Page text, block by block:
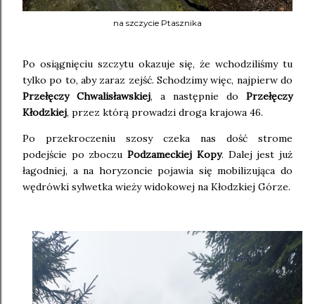
na szczycie Ptasznika
Po osiągnięciu szczytu okazuje się, że wchodziliśmy tu
tylko po to, aby zaraz zejść. Schodzimy więc, najpierw do
Przełęczy Chwalisławskiej, a następnie do Przełęczy
Kłodzkiej, przez którą prowadzi droga krajowa 46.
Po przekroczeniu szosy czeka nas dość strome
podejście po zboczuPodzameckiej Kopy. Dalej jest już
łagodniej, a na horyzoncie pojawia się mobilizująca do
wędrówki sylwetka wieży widokowej na Kłodzkiej Górze.